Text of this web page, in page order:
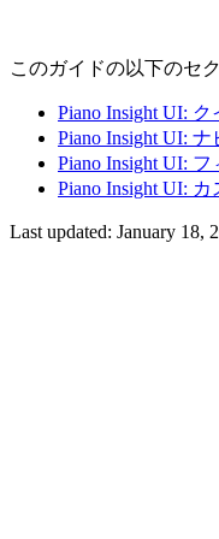
このガイドの以下のセ
Piano Insight UI:
Piano Insight UI:
Piano Insight UI: フ
Piano Insight UI:
Last updated: January 18,